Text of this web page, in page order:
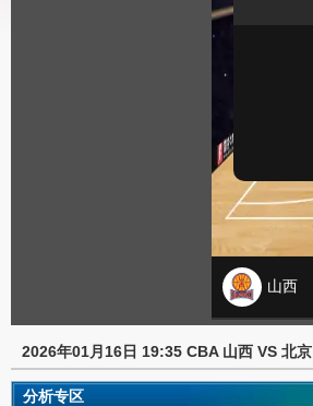
2026年01月16日 19:35 CBA 山西 VS 北京
分析专区